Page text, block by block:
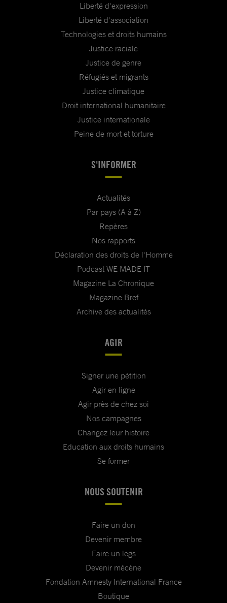
Liberté d'expression
Liberté d'association
Technologies et droits humains
Justice raciale
Justice de genre
Réfugiés et migrants
Justice climatique
Droit international humanitaire
Justice internationale
Peine de mort et torture
S'INFORMER
Actualités
Par pays (A à Z)
Repères
Nos rapports
Déclaration des droits de l'Homme
Podcast WE MADE IT
Magazine La Chronique
Magazine Bref
Archive des actualités
AGIR
Signer une pétition
Agir en ligne
Agir près de chez soi
Nos campagnes
Changez leur histoire
Education aux droits humains
Se former
NOUS SOUTENIR
Faire un don
Devenir membre
Faire un legs
Devenir mécène
Fondation Amnesty International France
Boutique